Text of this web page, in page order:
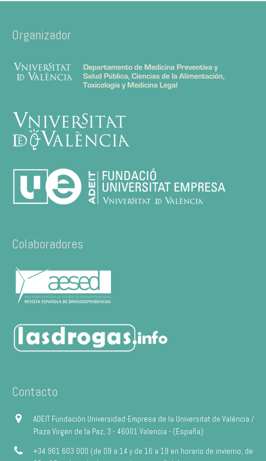
Organizador
Colaboradores
Contacto
ADEIT Fundación Universidad-Empresa de la Universitat de València /
Plaza Virgen de la Paz, 3 - 46001 Valencia - (España)
+34 961 603 000 (de 09 a 14 y de 16 a 19 en horario de invierno; de